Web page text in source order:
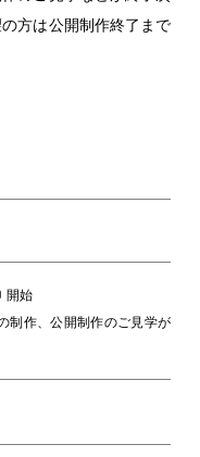
方は公開制作終了まで
開始
制作、公開制作のご見学が